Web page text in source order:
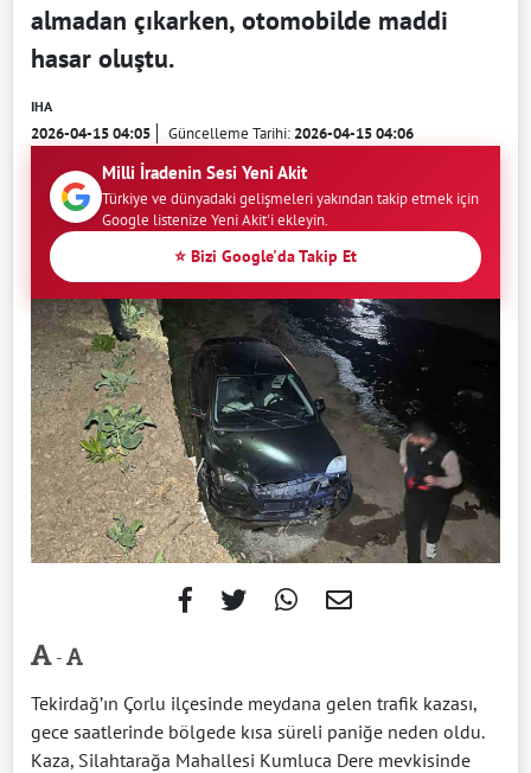
almadan çıkarken, otomobilde maddi
hasar oluştu.
IHA
2026-04-15 04:05 Güncelleme Tarihi:2026-04-15 04:06
Milli İradenin Sesi Yeni Akit
Türkiye ve dünyadaki gelişmeleri yakından takip etmek için
Google listenize Yeni Akit'i ekleyin.
⭐ Bizi Google'da Takip Et
-
Tekirdağ’ın Çorlu ilçesinde meydana gelen trafik kazası,
gece saatlerinde bölgede kısa süreli paniğe neden oldu.
Kaza, Silahtarağa Mahallesi Kumluca Dere mevkisinde